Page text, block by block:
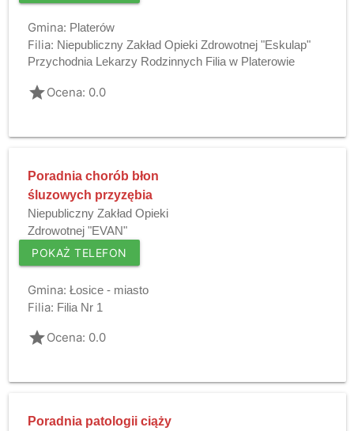
Gmina: Platerów
Filia: Niepubliczny Zakład Opieki Zdrowotnej "Eskulap"
Przychodnia Lekarzy Rodzinnych Filia w Platerowie
gradeOcena: 0.0
Poradnia chorób błon
śluzowych przyzębia
Niepubliczny Zakład Opieki
Zdrowotnej "EVAN"
POKAŻ TELEFON
Gmina: Łosice - miasto
Filia: Filia Nr 1
gradeOcena: 0.0
Poradnia patologii ciąży